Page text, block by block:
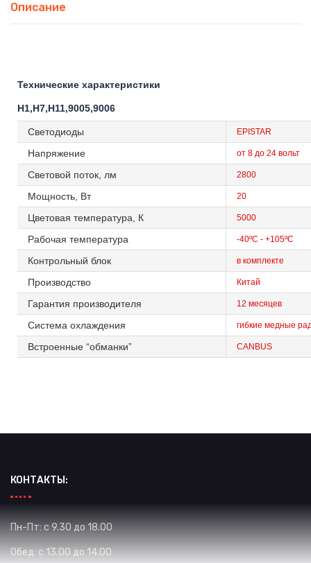
Описание
Технические характеристики
H1,H7,H11,9005,9006
Светодиоды EPISTAR
Напряжение от 8 до 24 вольт
Световой поток, лм 2800
Мощность, Вт 20
Цветовая температура, К 5000
Рабочая температура -40ºС - +105ºС
Контрольный блок в комплекте
Производство Китай
Гарантия производителя 12 месяцев
Система охлаждения гибкие медные
Встроенные “обманки” CANBUS
КОНТАКТЫ:
Пн-Пт: с 9.30 до 18.00
Обед: с 13.00 до 14.00